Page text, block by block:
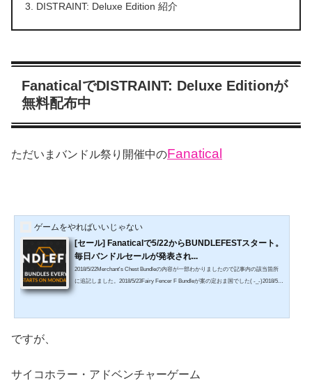
DISTRAINT: Deluxe Edition 紹介
FanaticalでDISTRAINT: Deluxe Editionが
無料配布中
ただいまバンドル祭り開催中のFanatical
ゲームをやればいいじゃない
[セール] Fanaticalで5/22からBUNDLEFESTスタート。
毎日バンドルセールが発表され...
2018/5/22Merchant's Chest Bundleの内容が一部わかりましたので記事内の該当箇所
に追記しました。2018/5/23Fairy Fencer F Bundleが案の定おま国でした( -_-)2018/5/2
5/26Bento Bundleがスタートしてようやくセールページのリンク先が分かりましたの
ですが、
サイコホラー・アドベンチャーゲーム